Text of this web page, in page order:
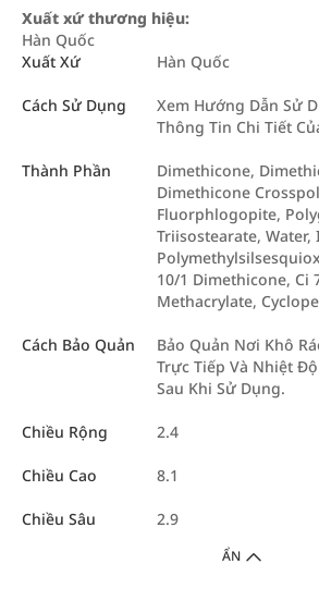
Xuất xứ thương hiệu:
Hàn Quốc
Xuất Xứ
Hàn Quốc
Cách Sử Dụng
Xem Hướng Dẫn Sử
Thông Tin Chi Tiết
Thành Phần
Dimethicone,
Dimethicone
Fluorphlogopite,
Triisostearate, Water,
10/1 Dimethicone, Ci
Methacrylate,
Cách Bảo Quản
Bảo Quản Nơi Khô
Trực Tiếp Và Nhiệt
Sau Khi Sử Dụng.
Chiều Rộng 2.4
Chiều Cao 8.1
Chiều Sâu 2.9
ẨN